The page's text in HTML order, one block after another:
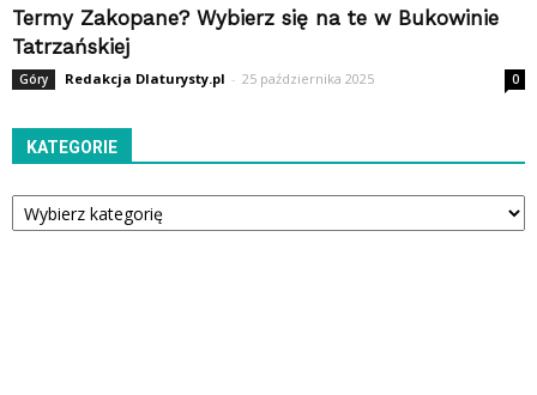
Termy Zakopane? Wybierz się na te w Bukowinie
Tatrzańskiej
Góry Redakcja Dlaturysty.pl - 25 października 2025 0
KATEGORIE
Kategorie